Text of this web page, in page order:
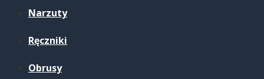
Narzuty
Ręczniki
Obrusy